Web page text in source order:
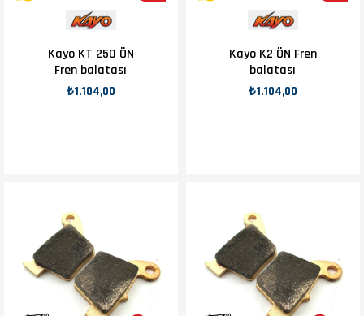
Kayo KT 250 ÖN
Fren balatası
₺1.104,00
Kayo K2 ÖN Fren
balatası
₺1.104,00